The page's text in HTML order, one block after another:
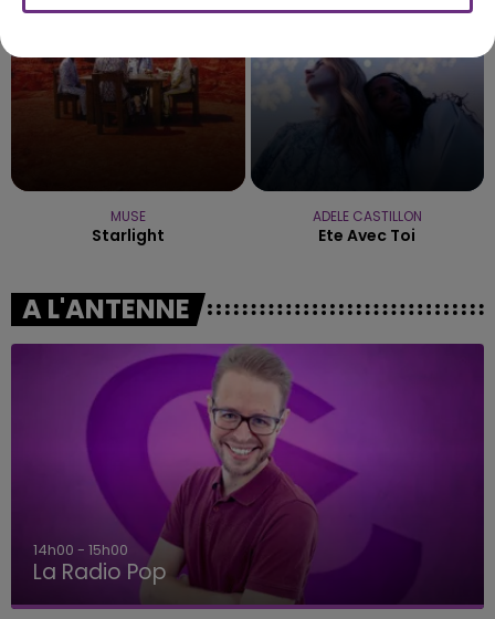
MUSE
Starlight
ADELE CASTILLON
Ete Avec Toi
A L'ANTENNE
15h00 - 19h00
Le Club Champagne FM